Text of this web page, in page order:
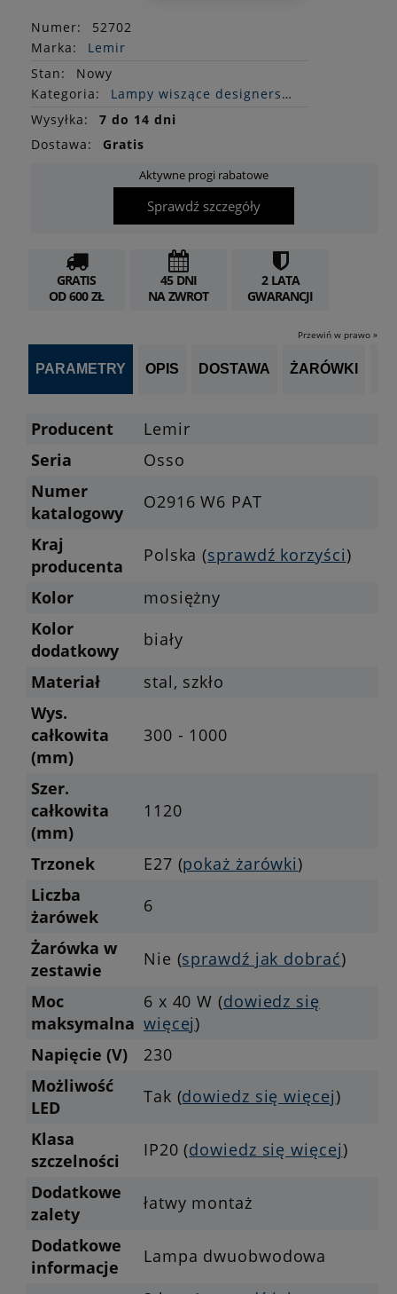
Numer:
52702
Marka:
Lemir
Stan:
Nowy
Kategoria:
Lampy wiszące designerskie
Wysyłka:
7 do 14 dni
Dostawa:
Gratis
Aktywne progi rabatowe
Sprawdź szczegóły
GRATIS
OD 600 ZŁ
45 DNI
NA ZWROT
2 LATA
GWARANCJI
Przewiń w prawo »
PARAMETRY OPIS DOSTAWA ŻARÓWKI
Producent
Lemir
Seria
Osso
Numer
katalogowy
O2916 W6 PAT
Kraj
producenta
Polska (sprawdź korzyści)
Kolor
mosiężny
Kolor
dodatkowy
biały
Materiał
stal, szkło
Wys.
całkowita
(mm)
300 - 1000
Szer.
całkowita
(mm)
1120
Trzonek E27 (pokaż żarówki)
Liczba
żarówek
6
Żarówka w
zestawie
Nie (sprawdź jak dobrać)
Moc
maksymalna
6 x 40 W (dowiedz się
więcej)
Napięcie (V)
230
Możliwość
LED
Tak (dowiedz się więcej)
Klasa
szczelności
IP20 (dowiedz się więcej)
Dodatkowe
zalety
łatwy montaż
Dodatkowe
informacje
Lampa dwuobwodowa